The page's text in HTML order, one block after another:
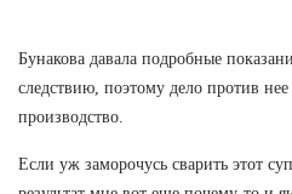
Бунакова давала подробные
следствию, поэтому дело против
производство.
Если уж заморочусь сварить этот